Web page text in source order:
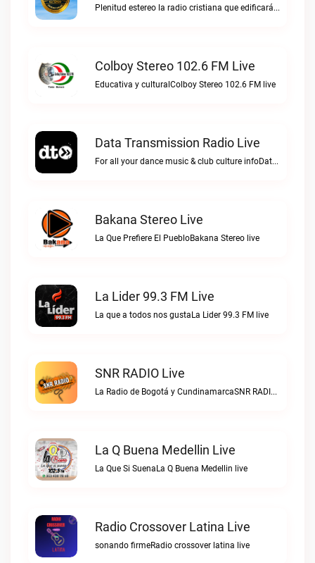
Plenitud estereo la radio cristiana que edificará tu vida.Plenitud Estereo Online live
Colboy Stereo 102.6 FM Live
Educativa y culturalColboy Stereo 102.6 FM live
Data Transmission Radio Live
For all your dance music & club culture infoData Transmission Radio live
Bakana Stereo Live
La Que Prefiere El PuebloBakana Stereo live
La Lider 99.3 FM Live
La que a todos nos gustaLa Lider 99.3 FM live
SNR RADIO Live
La Radio de Bogotá y CundinamarcaSNR RADIO live
La Q Buena Medellin Live
La Que Si SuenaLa Q Buena Medellin live
Radio Crossover Latina Live
sonando firmeRadio crossover latina live